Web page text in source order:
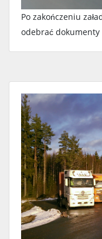
Po zakończeniu
odebrać dokumenty